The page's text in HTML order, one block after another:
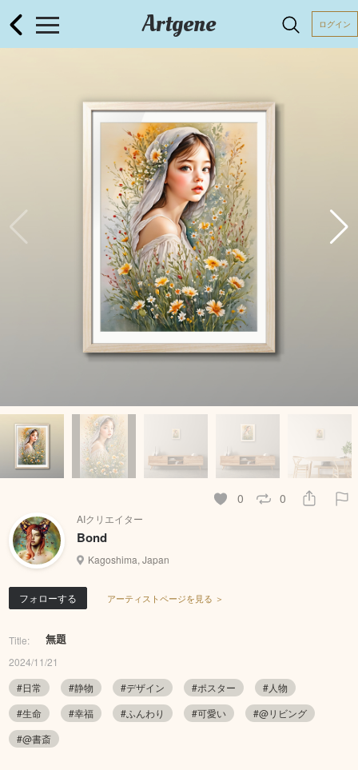
Artgene ログイン
0 0
AIクリエイター
Bond
Kagoshima, Japan
フォローする アーティストページを見る ＞
Title: 無題
2024/11/21
#日常
#静物 #デザイン #ポスター
#人物
#生命
#幸福 #ふんわり #可愛い
#@リビング
#@書斎